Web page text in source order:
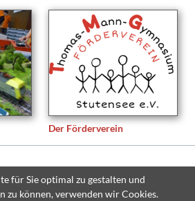
Der Förderverein
für Sie optimal zu gestalten und
zu können, verwenden wir Cookies.